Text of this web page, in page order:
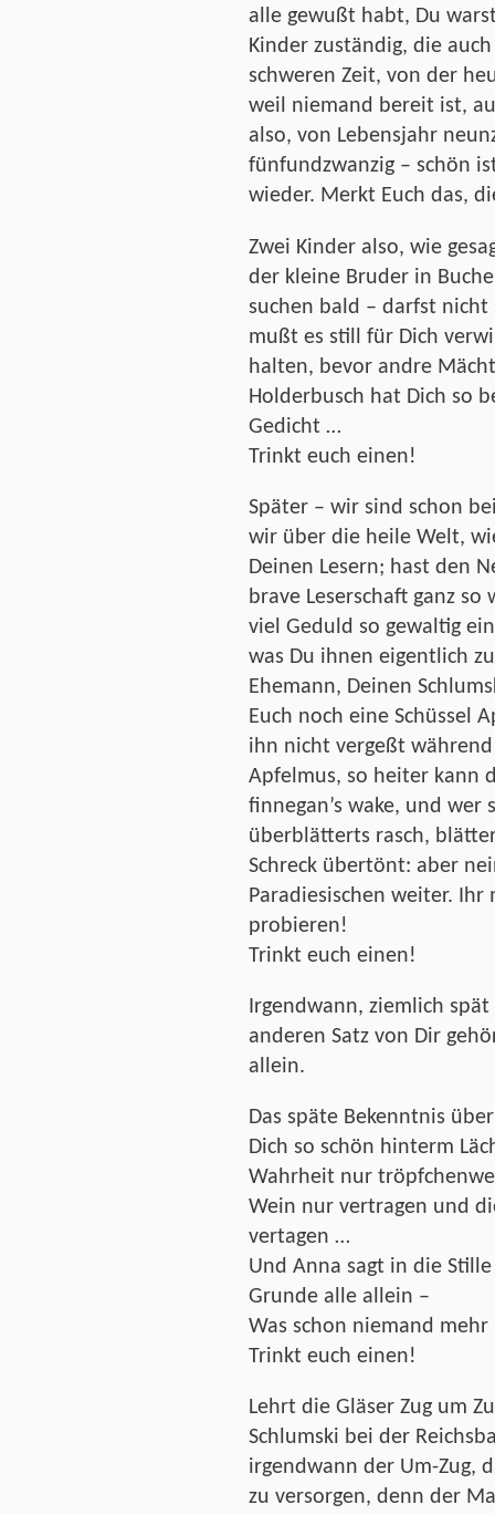
alle gewußt habt, Du
Kinder zuständig, die
schweren Zeit, von der
weil niemand bereit ist,
also, von Lebensjahr
fünfundzwanzig – schön
wieder. Merkt Euch das,
Zwei Kinder also, wie
der kleine Bruder in
suchen bald – darfst
mußt es still für Dich
halten, bevor andre
Holderbusch hat Dich so
Gedicht …
Trinkt euch einen!
Später – wir sind schon
wir über die heile Welt,
Deinen Lesern; hast den
brave Leserschaft ganz
viel Geduld so gewaltig
was Du ihnen eigentlich
Ehemann, Deinen
Euch noch eine Schüssel
ihn nicht vergeßt
Apfelmus, so heiter kann
finnegan’s wake, und
überblätterts rasch,
Schreck übertönt: aber
Paradiesischen weiter.
probieren!
Trinkt euch einen!
Irgendwann, ziemlich
anderen Satz von Dir
allein.
Das späte Bekenntnis
Dich so schön hinterm
Wahrheit nur
Wein nur vertragen und
vertagen …
Und Anna sagt in die
Grunde alle allein –
Was schon niemand
Trinkt euch einen!
Lehrt die Gläser Zug um
Schlumski bei der
irgendwann der Um-Zug,
zu versorgen, denn der